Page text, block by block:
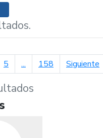
opciones de búsqueda
5 ... 158 Siguiente